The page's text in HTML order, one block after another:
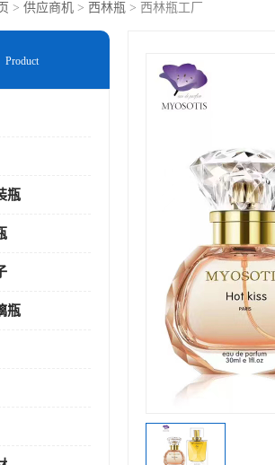
> 供应商机 > 西林瓶 > 西林瓶工厂
Product
瓶
瓶